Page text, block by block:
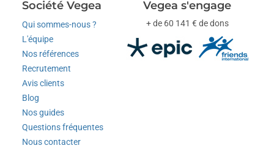
Société Vegea
Qui sommes-nous ?
L'équipe
Nos références
Recrutement
Avis clients
Blog
Nos guides
Questions fréquentes
Nous contacter
Vegea s'engage
+ de 60 141 € de dons